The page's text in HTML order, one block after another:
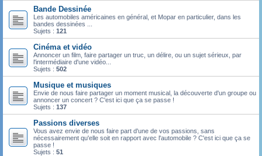
Bande Dessinée
Les automobiles américaines en général, et Mopar en particulier, dans les
bandes dessinées ...
Sujets : 121
Cinéma et vidéo
Annoncer un film, faire partager un truc, un délire, ou un sujet sérieux, par
l'intermédiaire d'une vidéo...
Sujets : 502
Musique et musiques
Envie de nous faire partager un moment musical, la découverte d'un groupe ou
annoncer un concert ? C'est ici que ça se passe !
Sujets : 137
Passions diverses
Vous avez envie de nous faire part d'une de vos passions, sans
nécessairement qu'elle soit en rapport avec l'automobile ? C'est ici que ça se
passe !
Sujets : 51